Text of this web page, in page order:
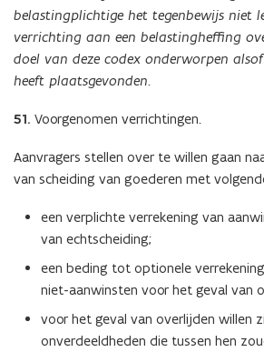
belastingplichtige het tegenbewijs niet
verrichting aan een belastingheffing
doel van deze codex onderworpen
heeft plaatsgevonden.
51. Voorgenomen verrichtingen.
Aanvragers stellen over te willen gaan
van scheiding van goederen met
een verplichte verrekening van
van echtscheiding;
een beding tot optionele
niet-aanwinsten voor het geval van
voor het geval van overlijden willen
onverdeeldheden die tussen hen